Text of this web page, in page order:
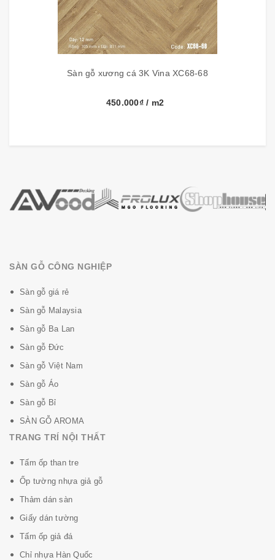
nghệ Châu Âu, dòng sản phẩm sàn gỗ 3K VINA
trong phân khúc nhóm hàng chi phí thấp với kiểm định
hàng Việt Nam chất lượng. Thương hiệu sàn gỗ
cam kết đáp ứng nhu cầu thị trường sàn gỗ Việt giá bình
Xem thêm sản phẩm Sàn gỗ Việt Nam 3K Vina
Sàn gỗ xương cá 3K Vina XC68-68
450.000₫/ m2
SÀN GỖ CÔNG NGHIỆP
Sàn gỗ giá rẻ
Sàn gỗ Malaysia
Sàn gỗ Ba Lan
Sàn gỗ Đức
Sàn gỗ Việt Nam
Sàn gỗ Áo
Sàn gỗ Bỉ
SÀN GỖ AROMA
TRANG TRÍ NỘI THẤT
Tấm ốp than tre
Ốp tường nhựa giả gỗ
Thảm dán sàn
Giấy dán tường
Tấm ốp giả đá
Chỉ nhựa Hàn Quốc